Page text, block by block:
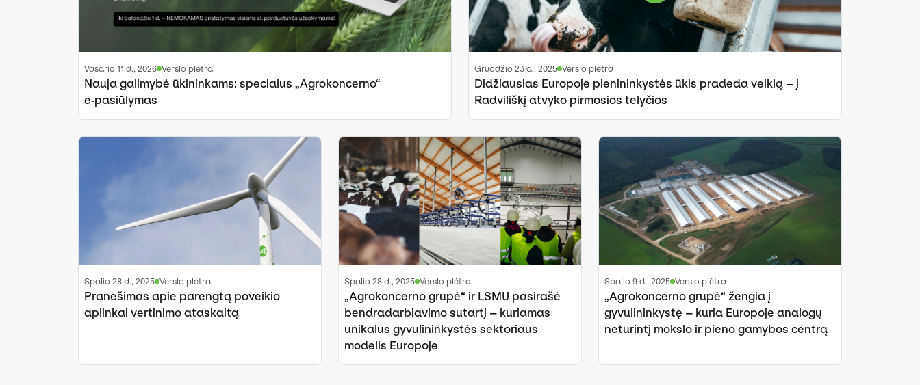
vasario 11 d., 2026 Verslo plėtra
Nauja galimybė ūkininkams: specialus „Agrokoncerno“
e‑pasiūlymas
gruodžio 23 d., 2025 Verslo plėtra
Didžiausias Europoje pienininkystės ūkis pradeda veiklą – į
Radviliškį atvyko pirmosios telyčios
spalio 28 d., 2025 Verslo plėtra
Pranešimas apie parengtą poveikio
aplinkai vertinimo ataskaitą
spalio 28 d., 2025 Verslo plėtra
„Agrokoncerno grupė“ ir LSMU pasirašė
bendradarbiavimo sutartį – kuriamas
unikalus gyvulininkystės sektoriaus
modelis Europoje
spalio 9 d., 2025 Verslo plėtra
„Agrokoncerno grupė“ žengia į
gyvulininkystę – kuria Europoje analogų
neturintį mokslo ir pieno gamybos centrą